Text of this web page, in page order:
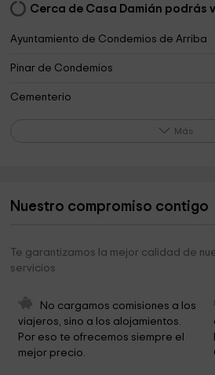
Cerca de Casa Damián podrás
Ayuntamiento de Condemios de Arriba
Pinar de Condemios
Cementerio
Sierra de Pela y Laguna de Somolinos
Ayuntamiento
Iglesia de Santa Coloma
Río Pelagallinas
Alto Rey
Más
Nuestro compromiso contigo
Te garantizamos la mejor calidad de
servicios
No cargamos comisiones a los
viajeros, sino a los alojamientos.
Por eso te ofrecemos siempre el
mejor precio.